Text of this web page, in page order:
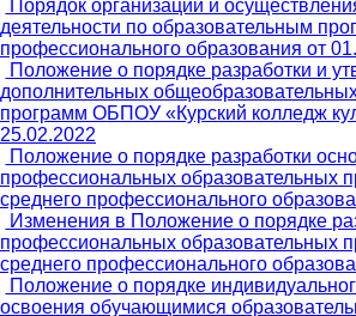
Порядок организации и
деятельности по образовательным
профессионального образования от
Положение о порядке разработки и
дополнительных
программ ОБПОУ «Курский колледж
25.02.2022
Положение о порядке разработки
профессиональных образовательных
среднего профессионального
Изменения в Положение о порядке
профессиональных образовательных
среднего профессионального
Положение о порядке
освоения обучающимися